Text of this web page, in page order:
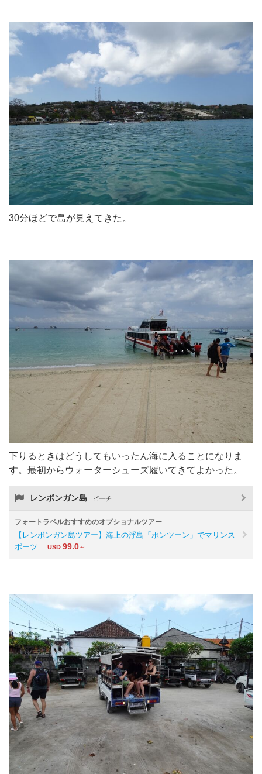
30分ほどで島が見えてきた。
下りるときはどうしてもいったん海に入ることになりま
す。最初からウォーターシューズ履いてきてよかった。
レンボンガン島 ビーチ
フォートラベルおすすめのオプショナルツアー
【レンボンガン島ツアー】海上の浮島「ポンツーン」でマリンス
ポーツ…
USD 99.0～